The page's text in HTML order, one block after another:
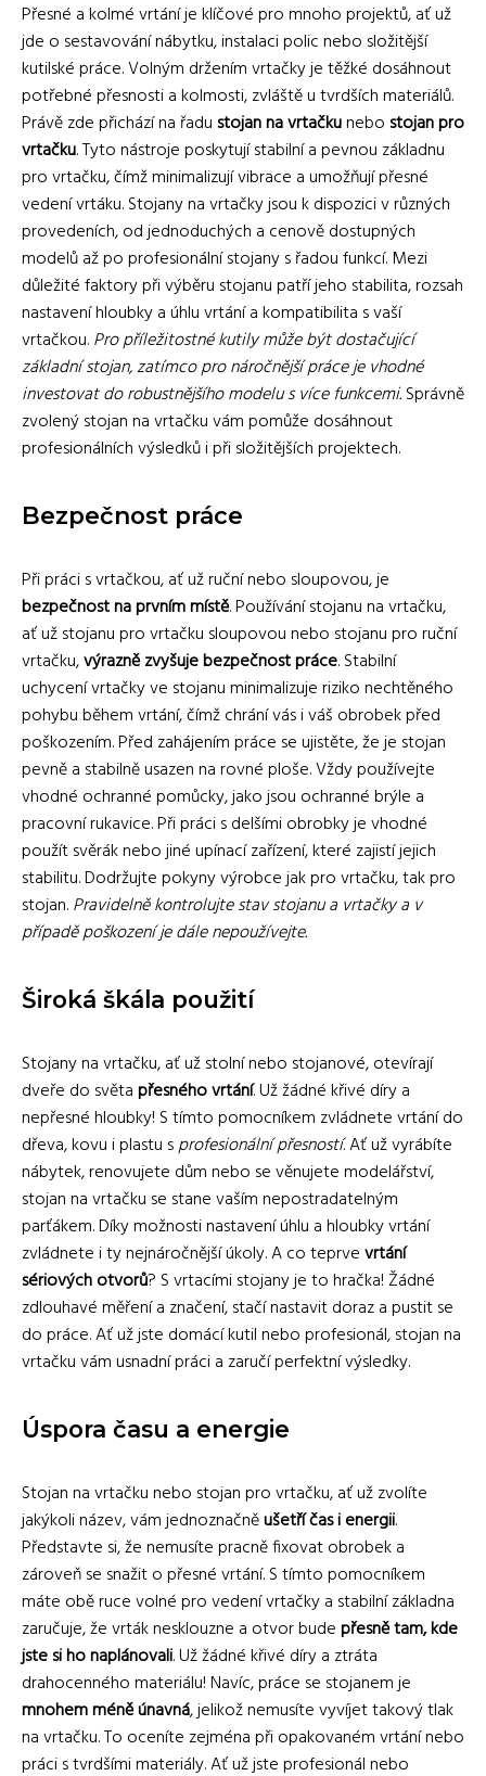
Přesné a kolmé vrtání je klíčové pro mnoho projektů, ať už
jde o sestavování nábytku, instalaci polic nebo složitější
kutilské práce. Volným držením vrtačky je těžké dosáhnout
potřebné přesnosti a kolmosti, zvláště u tvrdších materiálů.
Právě zde přichází na řadu stojan na vrtačkunebo stojan pro
vrtačku. Tyto nástroje poskytují stabilní a pevnou základnu
pro vrtačku, čímž minimalizují vibrace a umožňují přesné
vedení vrtáku. Stojany na vrtačky jsou k dispozici v různých
provedeních, od jednoduchých a cenově dostupných
modelů až po profesionální stojany s řadou funkcí. Mezi
důležité faktory při výběru stojanu patří jeho stabilita, rozsah
nastavení hloubky a úhlu vrtání a kompatibilita s vaší
vrtačkou.Pro příležitostné kutily může být dostačující
základní stojan, zatímco pro náročnější práce je vhodné
investovat do robustnějšího modelu s více funkcemi.Správně
zvolený stojan na vrtačku vám pomůže dosáhnout
profesionálních výsledků i při složitějších projektech.
Bezpečnost práce
Při práci s vrtačkou, ať už ruční nebo sloupovou, je
bezpečnost na prvním místě. Používání stojanu na vrtačku,
ať už stojanu pro vrtačku sloupovou nebo stojanu pro ruční
vrtačku,výrazně zvyšuje bezpečnost práce. Stabilní
uchycení vrtačky ve stojanu minimalizuje riziko nechtěného
pohybu během vrtání, čímž chrání vás i váš obrobek před
poškozením. Před zahájením práce se ujistěte, že je stojan
pevně a stabilně usazen na rovné ploše. Vždy používejte
vhodné ochranné pomůcky, jako jsou ochranné brýle a
pracovní rukavice. Při práci s delšími obrobky je vhodné
použít svěrák nebo jiné upínací zařízení, které zajistí jejich
stabilitu. Dodržujte pokyny výrobce jak pro vrtačku, tak pro
stojan.Pravidelně kontrolujte stav stojanu a vrtačky a v
případě poškození je dále nepoužívejte.
Široká škála použití
Stojany na vrtačku, ať už stolní nebo stojanové, otevírají
dveře do světapřesného vrtání. Už žádné křivé díry a
nepřesné hloubky! S tímto pomocníkem zvládnete vrtání do
dřeva, kovu i plastu sprofesionální přesností. Ať už vyrábíte
nábytek, renovujete dům nebo se věnujete modelářství,
stojan na vrtačku se stane vaším nepostradatelným
parťákem. Díky možnosti nastavení úhlu a hloubky vrtání
zvládnete i ty nejnáročnější úkoly. A co teprvevrtání
sériových otvorů? S vrtacími stojany je to hračka! Žádné
zdlouhavé měření a značení, stačí nastavit doraz a pustit se
do práce. Ať už jste domácí kutil nebo profesionál, stojan na
vrtačku vám usnadní práci a zaručí perfektní výsledky.
Úspora času a energie
Stojan na vrtačku nebo stojan pro vrtačku, ať už zvolíte
jakýkoli název, vám jednoznačněušetří čas i energii.
Představte si, že nemusíte pracně fixovat obrobek a
zároveň se snažit o přesné vrtání. S tímto pomocníkem
máte obě ruce volné pro vedení vrtačky a stabilní základna
zaručuje, že vrták nesklouzne a otvor budepřesně tam, kde
jste si ho naplánovali. Už žádné křivé díry a ztráta
drahocenného materiálu! Navíc, práce se stojanem je
mnohem méně únavná, jelikož nemusíte vyvíjet takový tlak
na vrtačku. To oceníte zejména při opakovaném vrtání nebo
práci s tvrdšími materiály. Ať už jste profesionál nebo